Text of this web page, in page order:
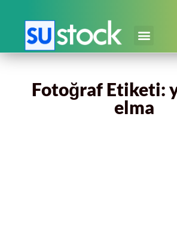
Fotoğraf Etiketi:
elma